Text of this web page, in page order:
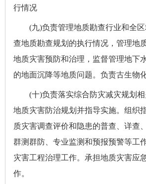
行情况
(九)负责管理地质勘查行业和全
查地质勘查规划的执行情况，管理地
地质灾害预防和治理，监督管理地下
的地面沉降等地质问题。负责古生物
(十)负责落实综合防灾减灾规划
地质灾害防治规划并指导实施。组织
质灾害调查评价和隐患的普查、详查
群测群防、专业监测和预报预警等工
灾害工程治理工作。承担地质灾害应
作。